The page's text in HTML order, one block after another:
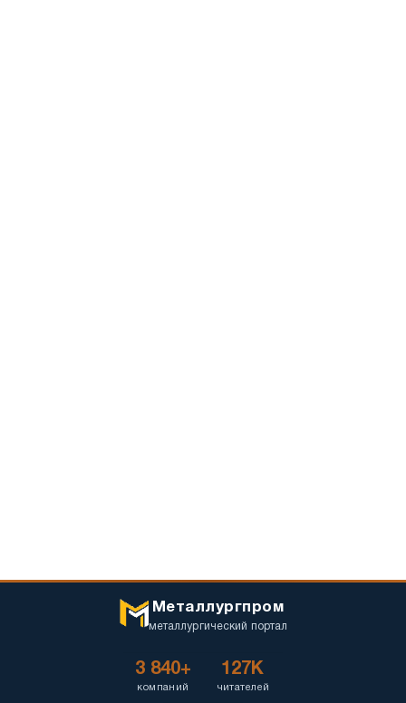
Металлургпром
металлургический портал
3 840+
компаний
127K
читателей